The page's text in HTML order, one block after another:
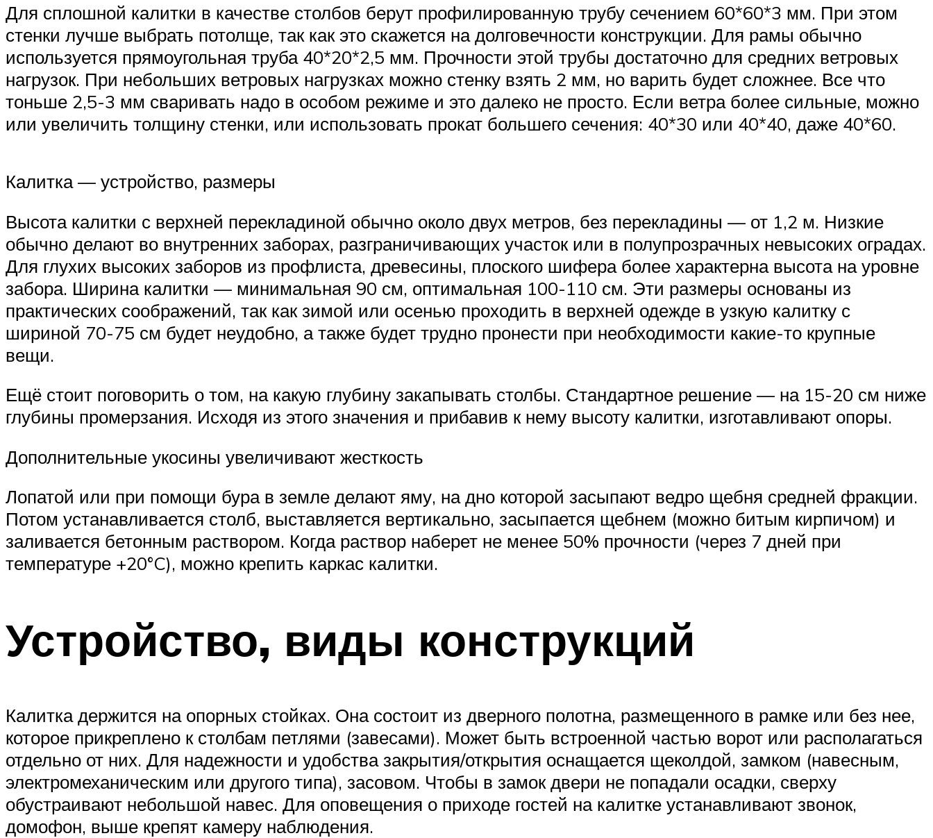
Для сплошной калитки в качестве столбов берут профилированную трубу сечением 60*60*3 мм. При этом
стенки лучше выбрать потолще, так как это скажется на долговечности конструкции. Для рамы обычно
используется прямоугольная труба 40*20*2,5 мм. Прочности этой трубы достаточно для средних ветровых
нагрузок. При небольших ветровых нагрузках можно стенку взять 2 мм, но варить будет сложнее. Все что
тоньше 2,5-3 мм сваривать надо в особом режиме и это далеко не просто. Если ветра более сильные, можно
или увеличить толщину стенки, или использовать прокат большего сечения: 40*30 или 40*40, даже 40*60.
Калитка — устройство, размеры
Высота калитки с верхней перекладиной обычно около двух метров, без перекладины — от 1,2 м. Низкие
обычно делают во внутренних заборах, разграничивающих участок или в полупрозрачных невысоких оградах.
Для глухих высоких заборов из профлиста, древесины, плоского шифера более характерна высота на уровне
забора. Ширина калитки — минимальная 90 см, оптимальная 100-110 см. Эти размеры основаны из
практических соображений, так как зимой или осенью проходить в верхней одежде в узкую калитку с
шириной 70-75 см будет неудобно, а также будет трудно пронести при необходимости какие-то крупные
вещи.
Ещё стоит поговорить о том, на какую глубину закапывать столбы. Стандартное решение — на 15-20 см ниже
глубины промерзания. Исходя из этого значения и прибавив к нему высоту калитки, изготавливают опоры.
Дополнительные укосины увеличивают жесткость
Лопатой или при помощи бура в земле делают яму, на дно которой засыпают ведро щебня средней фракции.
Потом устанавливается столб, выставляется вертикально, засыпается щебнем (можно битым кирпичом) и
заливается бетонным раствором. Когда раствор наберет не менее 50% прочности (через 7 дней при
температуре +20°C), можно крепить каркас калитки.
Устройство, виды конструкций
Калитка держится на опорных стойках. Она состоит из дверного полотна, размещенного в рамке или без нее,
которое прикреплено к столбам петлями (завесами). Может быть встроенной частью ворот или располагаться
отдельно от них. Для надежности и удобства закрытия/открытия оснащается щеколдой, замком (навесным,
электромеханическим или другого типа), засовом. Чтобы в замок двери не попадали осадки, сверху
обустраивают небольшой навес. Для оповещения о приходе гостей на калитке устанавливают звонок,
домофон, выше крепят камеру наблюдения.